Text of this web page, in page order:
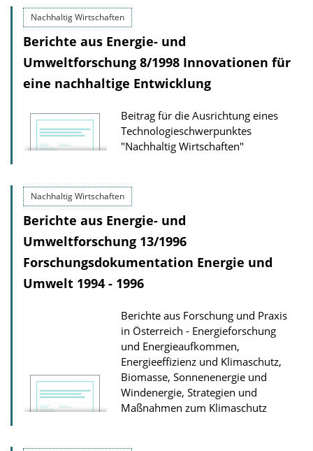
Nachhaltig Wirtschaften
Berichte aus Energie- und
Umweltforschung 8/1998 Innovationen für
eine nachhaltige Entwicklung
Beitrag für die Ausrichtung eines
Technologieschwerpunktes
"Nachhaltig Wirtschaften"
Nachhaltig Wirtschaften
Berichte aus Energie- und
Umweltforschung 13/1996
Forschungsdokumentation Energie und
Umwelt 1994 - 1996
Berichte aus Forschung und Praxis
in Österreich - Energieforschung
und Energieaufkommen,
Energieeffizienz und Klimaschutz,
Biomasse, Sonnenenergie und
Windenergie, Strategien und
Maßnahmen zum Klimaschutz